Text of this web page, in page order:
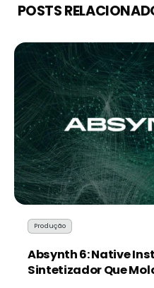
POSTS
Produção
Absynth 6: Native
Sintetizador Que